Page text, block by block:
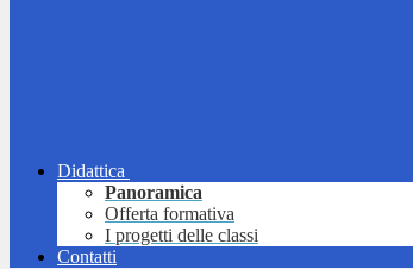
Didattica
Panoramica
Offerta formativa
I progetti delle classi
Contatti